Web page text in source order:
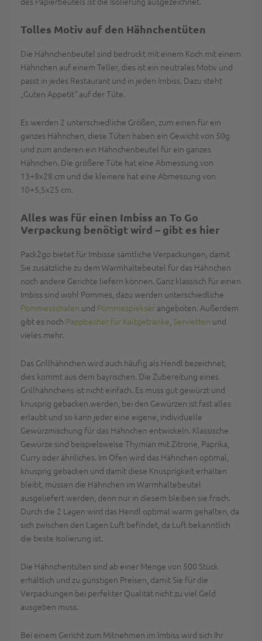
Tolles Motiv auf den Hähnchentüten
Die Hähnchenbeutel sind bedruckt mit einem Koch mit einem
Hähnchen auf einem Teller, dies ist ein neutrales Motiv und
passt in jedes Restaurant und in jeden Imbiss. Dazu steht
„Guten Appetit“ auf der Tüte.
Es werden 2 unterschiedliche Größen, zum einen für ein
ganzes Hähnchen, diese Tüten haben ein Gewicht von 50g
und zum anderen ein Hähnchenbeutel für ein ganzes
Hähnchen. Die größere Tüte hat eine Abmessung von
13+8x28 cm und die kleinere hat eine Abmessung von
10+5,5x25 cm.
Alles was für einen Imbiss an To Go
Verpackung benötigt wird – gibt es hier
Pack2go bietet für Imbisse sämtliche Verpackungen, damit
Sie zusätzliche zu dem Warmhaltebeutel für das Hähnchen
noch andere Gerichte liefern können. Ganz klassisch für einen
Imbiss sind wohl Pommes, dazu werden unterschiedliche
Pommesschalen und Pommespiekser angeboten. Außerdem
gibt es noch Pappbecher für Kaltgetränke Servietten und
vieles mehr.
Das Grillhähnchen wird auch häufig als Hendl bezeichnet,
dies kommt aus dem bayrischen. Die Zubereitung eines
Grillhähnchens ist nicht einfach. Es muss gut gewürzt und
knusprig gebacken werden, bei den Gewürzen ist fast alles
erlaubt und so kann jeder eine eigene, individuelle
Gewürzmischung für das Hähnchen entwickeln. Klassische
Gewürze sind beispielsweise Thymian mit Zitrone, Paprika,
Curry oder ähnliches. Im Ofen wird das Hähnchen optimal,
knusprig gebacken und damit diese Knusprigkeit erhalten
bleibt, müssen die Hähnchen im Warmhaltebeutel
ausgeliefert werden, denn nur in diesem bleiben sie frisch.
Durch die 2 Lagen wird das Hendl optimal warm gehalten, da
sich zwischen den Lagen Luft befindet, da Luft bekanntlich
die beste Isolierung ist.
Die Hähnchentüten sind ab einer Menge von 500 Stück
erhältlich und zu günstigen Preisen, damit Sie für die
Verpackungen bei perfekter Qualität nicht zu viel Geld
ausgeben muss.
Bei einem Gericht zum Mitnehmen im Imbiss wird sich Ihr